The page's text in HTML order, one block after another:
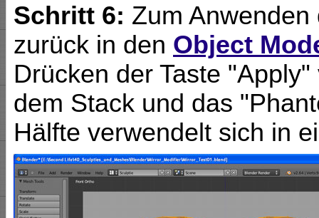
Schritt 6: Zum
zurück in den Object
Drücken der Taste
dem Stack und das
Hälfte verwendelt sich in